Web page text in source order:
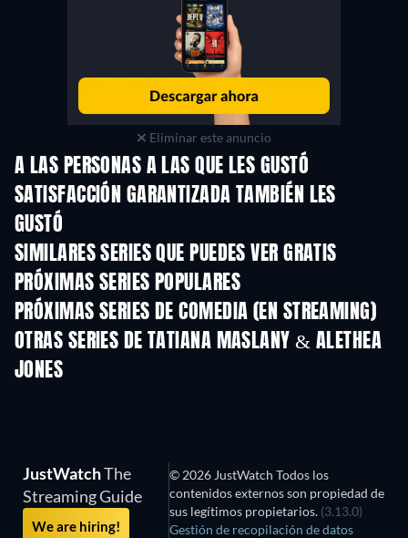
Eliminar este anuncio
A LAS PERSONAS A LAS QUE LES GUSTÓ
SATISFACCIÓN GARANTIZADA TAMBIÉN LES
GUSTÓ
SIMILARES SERIES QUE PUEDES VER GRATIS
TV TV
PRÓXIMAS SERIES POPULARES
TV
PRÓXIMAS SERIES DE COMEDIA (EN STREAMING)
Temporada 2 Temporada 3
OTRAS SERIES DE TATIANA MASLANY & ALETHEA
JONES
JustWatchThe
Streaming Guide
We are hiring!
© 2026 JustWatch Todos los
contenidos externos son propiedad de
sus legítimos propietarios. (3.13.0)
Gestión de recopilación de datos